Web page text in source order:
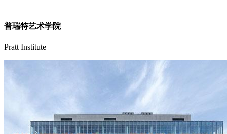
普瑞特艺术学院
Pratt Institute